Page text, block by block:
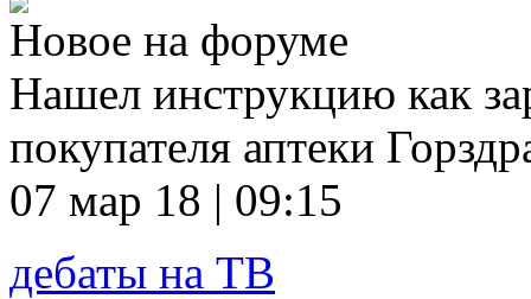
Новое на форуме
Нашел инструкцию как
покупателя аптеки
07 мар 18 | 09:15
дебаты на ТВ